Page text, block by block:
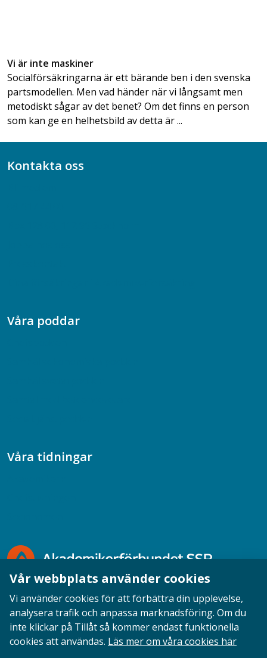
Vi är inte maskiner
Socialförsäkringarna är ett bärande ben i den svenska
partsmodellen. Men vad händer när vi långsamt men
metodiskt sågar av det benet? Om det finns en person
som kan ge en helhetsbild av detta är ...
Kontakta oss
Våra poddar
Våra tidningar
Opinion English Personuppgifter Cookies
Vår webbplats använder cookies
Vi använder cookies för att förbättra din upplevelse,
analysera trafik och anpassa marknadsföring. Om du
inte klickar på Tillåt så kommer endast funktionella
cookies att användas. Läs mer om våra cookies här